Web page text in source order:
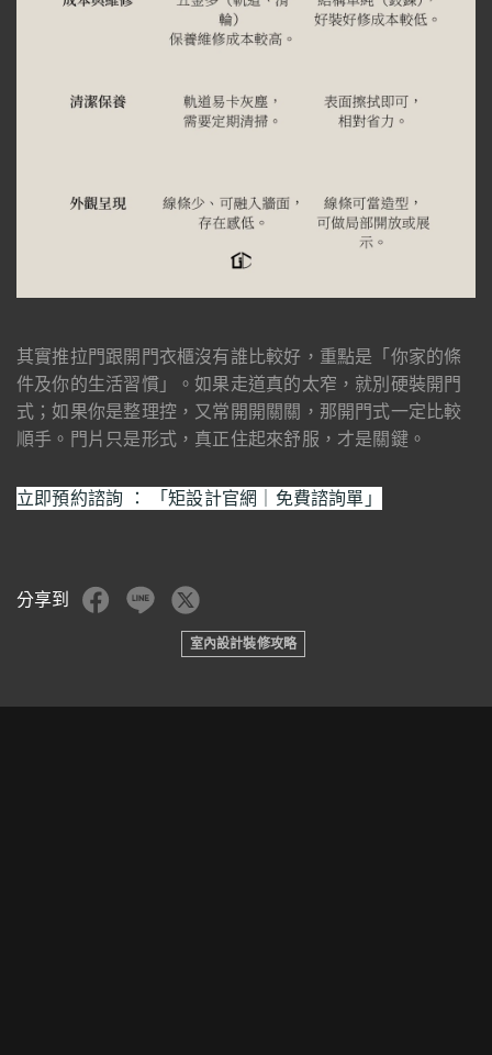
其實推拉門跟開門衣櫃沒有誰比較好，重點是「你家的條
件及你的生活習慣」。如果走道真的太窄，就別硬裝開門
式；如果你是整理控，又常開開關關，那開門式一定比較
順手。門片只是形式，真正住起來舒服，才是關鍵。
立即預約諮詢 ： 「矩設計官網｜免費諮詢單」
分享到
室內設計裝修攻略